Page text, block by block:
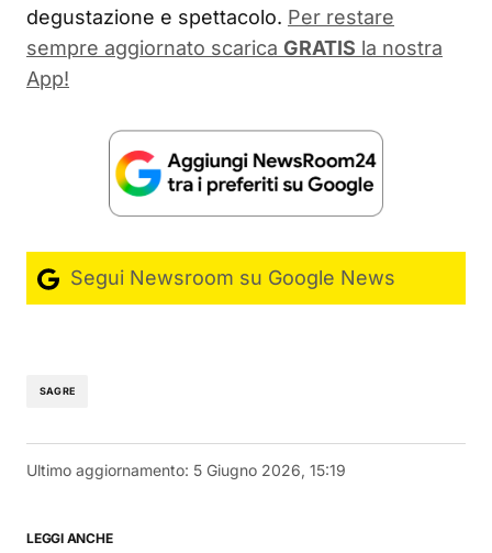
degustazione e spettacolo. Per restare
sempre aggiornato scarica GRATIS la nostra
App!
Segui Newsroom su Google News
SAGRE
Ultimo aggiornamento: 5 Giugno 2026, 15:19
LEGGI ANCHE